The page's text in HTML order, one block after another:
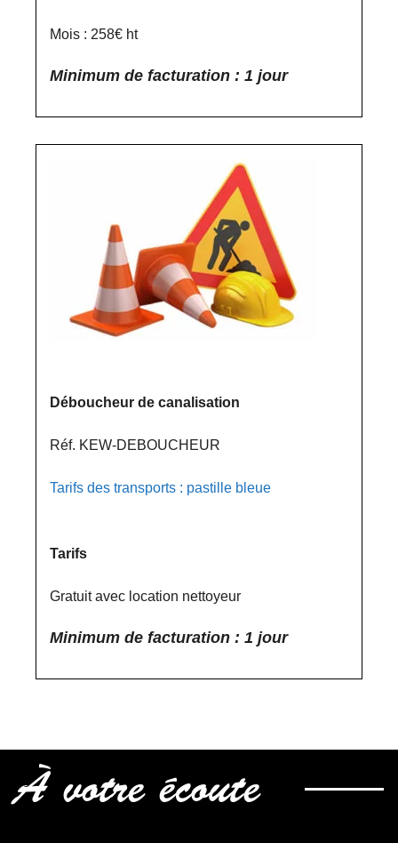
Mois : 258€ ht
Minimum de facturation : 1 jour
Déboucheur de canalisation
Réf. KEW-DEBOUCHEUR
Tarifs des transports : pastille bleue
Tarifs
Gratuit avec location nettoyeur
Minimum de facturation : 1 jour
À votre écoute